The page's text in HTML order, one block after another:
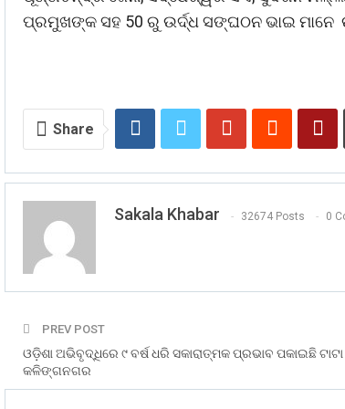
ପ୍ରମୁଖଙ୍କ ସହ 50 ରୁ ଉର୍ଦ୍ଧ ସଙ୍ଘଠନ ଭାଇ
Share
Sakala Khabar 32674 Posts 0
PREV POST
ଓଡ଼ିଶା ଅଭିବୃଦ୍ଧିରେ ୯ ବର୍ଷ ଧରି ସକାରାତ୍ମକ ପ୍ରଭାବ ପକାଇଛି
କଳିଙ୍ଗନଗର